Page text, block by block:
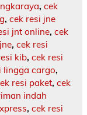
, cek
, cek resi jne
jnt online, cek
, cek resi
kib, cek resi
lingga cargo,
resi paket, cek
indah
, cek resi